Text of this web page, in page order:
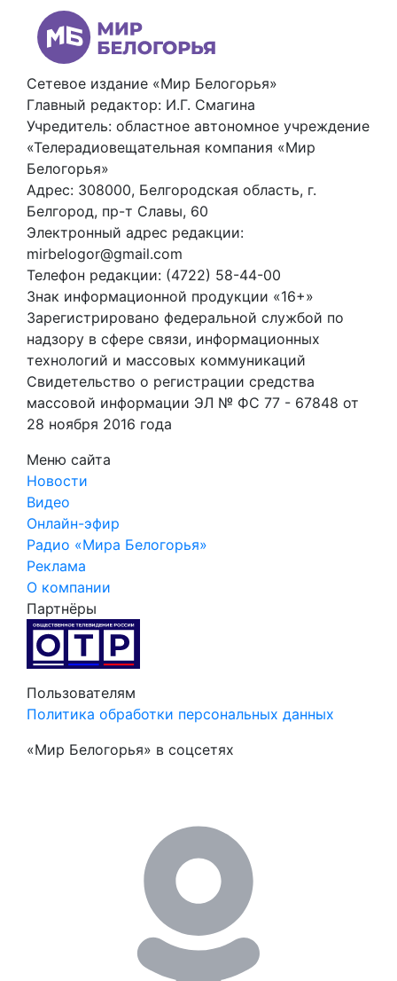
Сетевое издание «Мир Белогорья»
Главный редактор: И.Г. Смагина
Учредитель: областное автономное учреждение
«Телерадиовещательная компания «Мир
Белогорья»
Адрес: 308000, Белгородская область, г.
Белгород, пр-т Славы, 60
Электронный адрес редакции:
mirbelogor@gmail.com
Телефон редакции: (4722) 58-44-00
Знак информационной продукции «16+»
Зарегистрировано федеральной службой по
надзору в сфере связи, информационных
технологий и массовых коммуникаций
Свидетельство о регистрации средства
массовой информации ЭЛ № ФС 77 - 67848 от
28 ноября 2016 года
Меню сайта
Новости
Видео
Онлайн-эфир
Радио «Мира Белогорья»
Реклама
О компании
Партнёры
Пользователям
Политика обработки персональных данных
«Мир Белогорья» в соцсетях